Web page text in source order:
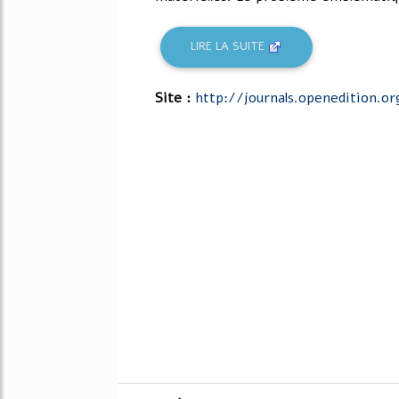
LIRE LA SUITE
Site : http://